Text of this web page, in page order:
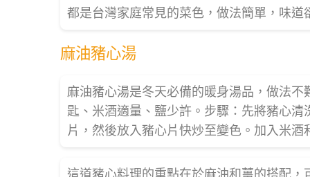
都是台灣家庭常見的菜色，做法簡單，味道
麻油豬心湯
麻油豬心湯是冬天必備的暖身湯品，做法
匙、米酒適量、鹽少許。步驟：先將豬心
片，然後放入豬心片快炒至變色。加入米